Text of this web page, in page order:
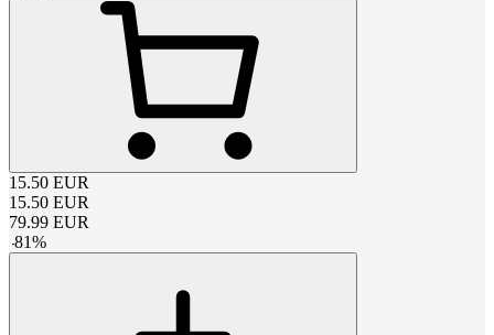
15.50 EUR
15.50 EUR
79.99 EUR
-81%